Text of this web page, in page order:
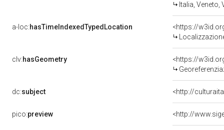
Italia, Veneto,
a-loc:hasTimeIndexedTypedLocation
<https://
clv:hasGeometry
<https://
dc:subject <http://
pico:preview